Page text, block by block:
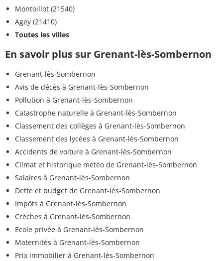
Montoillot (21540)
Agey (21410)
Toutes les villes
En savoir plus sur Grenant-lès-Sombernon
Grenant-lès-Sombernon
Avis de décès à Grenant-lès-Sombernon
Pollution à Grenant-lès-Sombernon
Catastrophe naturelle à Grenant-lès-Sombernon
Classement des collèges à Grenant-lès-Sombernon
Classement des lycées à Grenant-lès-Sombernon
Accidents de voiture à Grenant-lès-Sombernon
Climat et historique météo de Grenant-lès-Sombernon
Salaires à Grenant-lès-Sombernon
Dette et budget de Grenant-lès-Sombernon
Impôts à Grenant-lès-Sombernon
Crèches à Grenant-lès-Sombernon
Ecole privée à Grenant-lès-Sombernon
Maternités à Grenant-lès-Sombernon
Prix immobilier à Grenant-lès-Sombernon